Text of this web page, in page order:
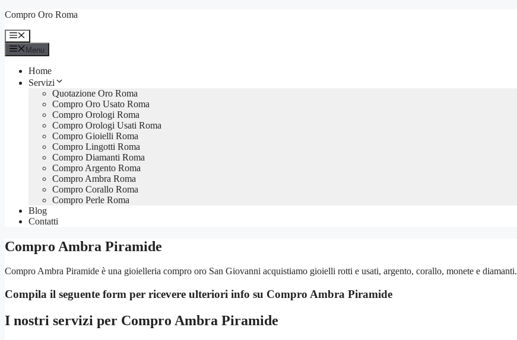
Vai
contenuto
Compro Oro Roma
Menu
Menu
Home
Servizi
Quotazione Oro Roma
Compro Oro Usato Roma
Compro Orologi Roma
Compro Orologi Usati Roma
Compro Gioielli Roma
Compro Lingotti Roma
Compro Diamanti Roma
Compro Argento Roma
Compro Ambra Roma
Compro Corallo Roma
Compro Perle Roma
Blog
Contatti
Compro Ambra Piramide
Compro Ambra Piramide è una gioielleria compro oro San Giovanni acquistiamo gioielli rotti e usati, argento, corallo, monete e diamanti.
Compila il seguente form per ricevere ulteriori info su Compro Ambra Piramide
I nostri servizi per Compro Ambra Piramide